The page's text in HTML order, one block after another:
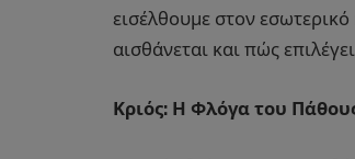
εισέλθουμε στον
αισθάνεται και πώς
Κριός: Η Φλόγα του